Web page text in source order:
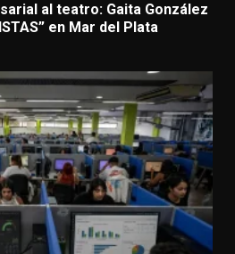
al teatro: Gaita González
en Mar del Plata